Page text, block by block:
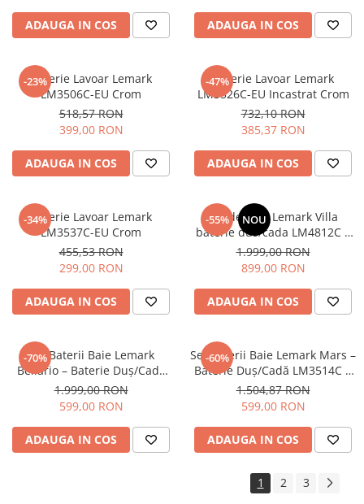
ADAUGA IN COS ADAUGA IN COS
-23%
Baterie Lavoar Lemark
LM3506C-EU Crom
518,57 RON
399,00 RON
ADAUGA IN COS
-47%
Baterie Lavoar Lemark
LM3526C-EU Incastrat Crom
732,10 RON
385,37 RON
ADAUGA IN COS
-34%
Baterie Lavoar Lemark
LM3537C-EU Crom
455,53 RON
299,00 RON
ADAUGA IN COS
-55% NOU
Set de Baie Lemark Villa
baterie dus/cada LM4812C +
baterie lavoar LM4806C
1.999,00 RON
899,00 RON
ADAUGA IN COS
-70%
Set Baterii Baie Lemark
Bellario – Baterie Duș/Cadă
LM6802C + Baterie Lavoar
LM6806C, Crom
1.999,00 RON
599,00 RON
ADAUGA IN COS
-60%
Set Baterii Baie Lemark Mars –
Baterie Duș/Cadă LM3514C +
Baterie Lavoar LM3537C,
Crom
1.504,87 RON
599,00 RON
ADAUGA IN COS
1 2 3